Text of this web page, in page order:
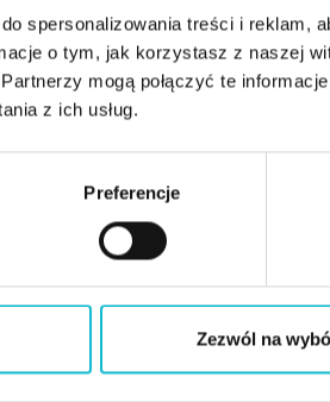
spersonalizowania treści i reklam,
o tym, jak korzystasz z naszej
mogą połączyć te
z ich usług.
Preferencje
Zezwól na
Specjalizuje się w rozwoju i
doświadczenie w pracy z
Sigma, potwierdzoną
Zarządzanie jakością procesów